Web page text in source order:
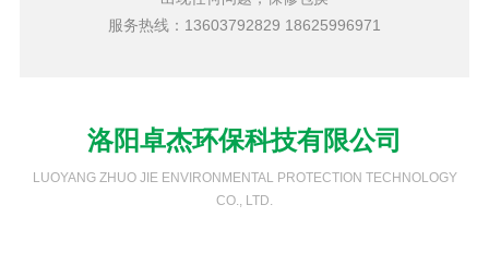
服务热线：13603792829 18625996971
洛阳卓杰环保科技有限公司
LUOYANG ZHUO JIE ENVIRONMENTAL PROTECTION TECHNOLOGY
CO., LTD.